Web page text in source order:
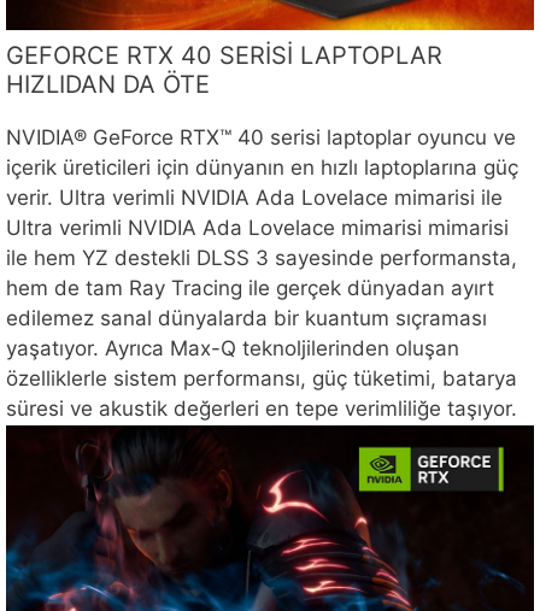
GEFORCE RTX 40 SERİSİ LAPTOPLAR
HIZLIDAN DA ÖTE
NVIDIA® GeForce RTX™ 40 serisi laptoplar oyuncu ve
içerik üreticileri için dünyanın en hızlı laptoplarına güç
verir. Ultra verimli NVIDIA Ada Lovelace mimarisi ile
Ultra verimli NVIDIA Ada Lovelace mimarisi mimarisi
ile hem YZ destekli DLSS 3 sayesinde performansta,
hem de tam Ray Tracing ile gerçek dünyadan ayırt
edilemez sanal dünyalarda bir kuantum sıçraması
yaşatıyor. Ayrıca Max-Q teknoljilerinden oluşan
özelliklerle sistem performansı, güç tüketimi, batarya
süresi ve akustik değerleri en tepe verimliliğe taşıyor.